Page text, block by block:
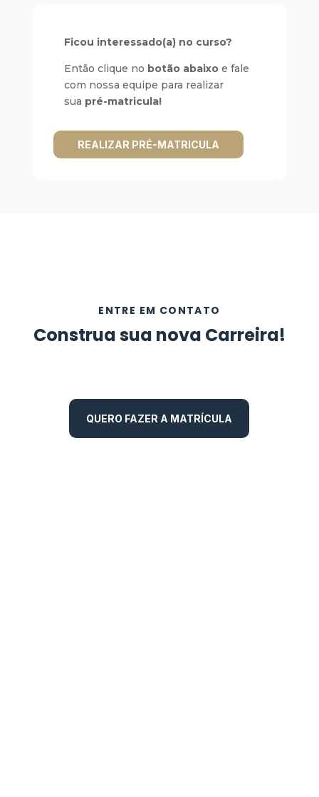
Ficou interessado(a) no curso?
Então clique no botão abaixo e fale
com nossa equipe para realizar
sua pré-matricula!
REALIZAR PRÉ-MATRICULA
ENTRE EM CONTATO
Construa sua nova Carreira!
QUERO FAZER A MATRÍCULA